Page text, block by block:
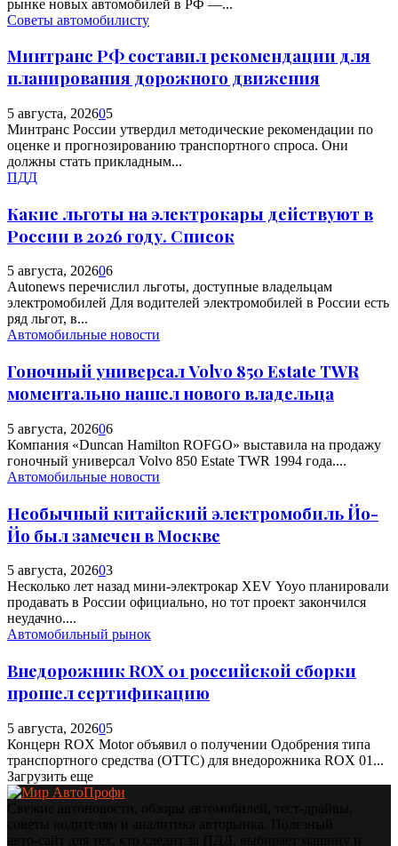
рынке новых автомобилей в РФ —...
Советы автомобилисту
Минтранс РФ составил рекомендации для
планирования дорожного движения
5 августа, 202605
Минтранс России утвердил методические рекомендации по
оценке и прогнозированию транспортного спроса. Они
должны стать прикладным...
ПДД
Какие льготы на электрокары действуют в
России в 2026 году. Список
5 августа, 202606
Autonews перечислил льготы, доступные владельцам
электромобилей Для водителей электромобилей в России есть
ряд льгот, в...
Автомобильные новости
Гоночный универсал Volvo 850 Estate TWR
моментально нашел нового владельца
5 августа, 202606
Компания «Duncan Hamilton ROFGO» выставила на продажу
гоночный универсал Volvo 850 Estate TWR 1994 года....
Автомобильные новости
Необычный китайский электромобиль Йо-
Йо был замечен в Москве
5 августа, 202603
Несколько лет назад мини-электрокар XEV Yoyo планировали
продавать в России официально, но тот проект закончился
неудачно....
Автомобильный рынок
Внедорожник ROX 01 российской сборки
прошел сертификацию
5 августа, 202605
Концерн ROX Motor объявил о получении Одобрения типа
транспортного средства (ОТТС) для внедорожника ROX 01...
Загрузить еще